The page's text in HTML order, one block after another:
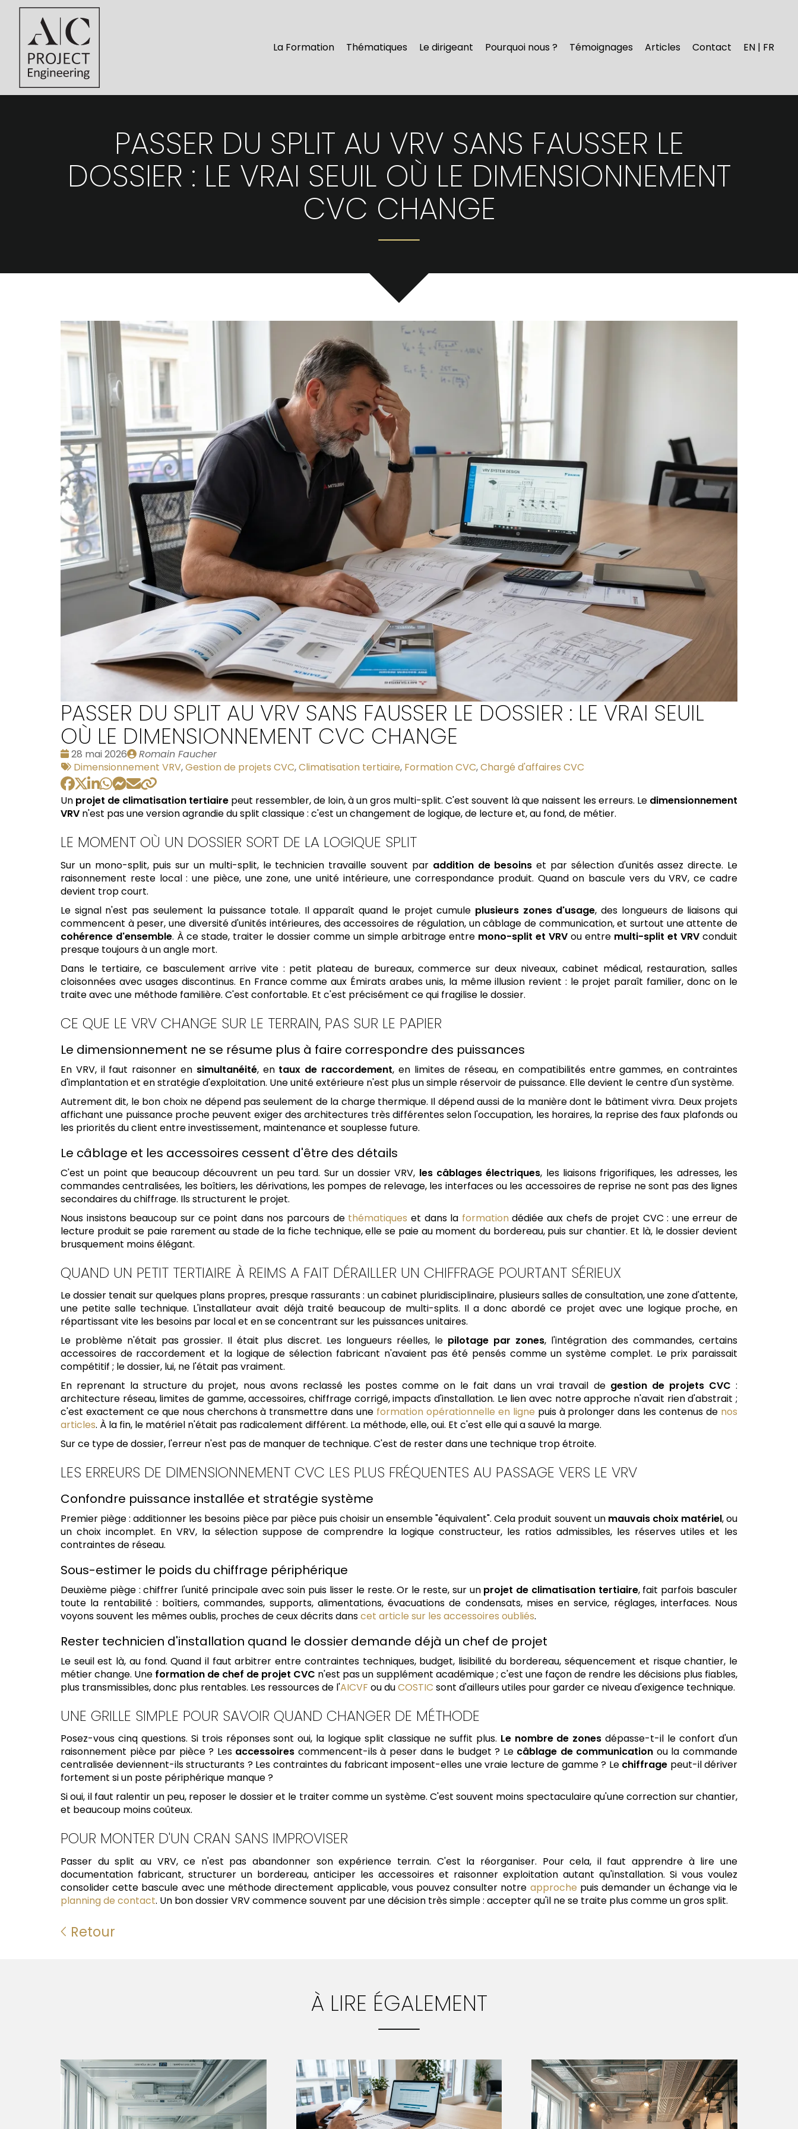
La Formation Thématiques Le dirigeant Pourquoi nous ? Témoignages Articles Contact EN | FR
PASSER DU SPLIT AU VRV SANS FAUSSER LE
DOSSIER : LE VRAI SEUIL OÙ LE DIMENSIONNEMENT
CVC CHANGE
PASSER DU SPLIT AU VRV SANS FAUSSER LE DOSSIER : LE VRAI SEUIL
OÙ LE DIMENSIONNEMENT CVC CHANGE
Date
:
28 mai 2026
Publié
par
Romain Faucher
Tags
:
Dimensionnement VRV,Gestion de projets CVC,Climatisation tertiaire, Formation CVC,Chargé d'affaires CVC
Un projet de climatisation tertiaire peut ressembler, de loin, à un gros multi-split. C'est souvent là que naissent les erreurs. Le dimensionnement
VRV n'est pas une version agrandie du split classique : c'est un changement de logique, de lecture et, au fond, de métier.
LE MOMENT OÙ UN DOSSIER SORT DE LA LOGIQUE SPLIT
Sur un mono-split, puis sur un multi-split, le technicien travaille souvent par addition de besoins et par sélection d'unités assez directe. Le
raisonnement reste local : une pièce, une zone, une unité intérieure, une correspondance produit. Quand on bascule vers du VRV, ce cadre
devient trop court.
Le signal n'est pas seulement la puissance totale. Il apparaît quand le projet cumule plusieurs zones d'usage, des longueurs de liaisons qui
commencent à peser, une diversité d'unités intérieures, des accessoires de régulation, un câblage de communication, et surtout une attente de
cohérence d'ensemble. À ce stade, traiter le dossier comme un simple arbitrage entre mono-split et VRV ou entre multi-split et VRV conduit
presque toujours à un angle mort.
Dans le tertiaire, ce basculement arrive vite : petit plateau de bureaux, commerce sur deux niveaux, cabinet médical, restauration, salles
cloisonnées avec usages discontinus. En France comme aux Émirats arabes unis, la même illusion revient : le projet paraît familier, donc on le
traite avec une méthode familière. C'est confortable. Et c'est précisément ce qui fragilise le dossier.
CE QUE LE VRV CHANGE SUR LE TERRAIN, PAS SUR LE PAPIER
Le dimensionnement ne se résume plus à faire correspondre des puissances
En VRV, il faut raisonner en simultanéité, en taux de raccordement, en limites de réseau, en compatibilités entre gammes, en contraintes
d'implantation et en stratégie d'exploitation. Une unité extérieure n'est plus un simple réservoir de puissance. Elle devient le centre d'un système.
Autrement dit, le bon choix ne dépend pas seulement de la charge thermique. Il dépend aussi de la manière dont le bâtiment vivra. Deux projets
affichant une puissance proche peuvent exiger des architectures très différentes selon l'occupation, les horaires, la reprise des faux plafonds ou
les priorités du client entre investissement, maintenance et souplesse future.
Le câblage et les accessoires cessent d'être des détails
C'est un point que beaucoup découvrent un peu tard. Sur un dossier VRV, les câblages électriques, les liaisons frigorifiques, les adresses, les
commandes centralisées, les boîtiers, les dérivations, les pompes de relevage, les interfaces ou les accessoires de reprise ne sont pas des lignes
secondaires du chiffrage. Ils structurent le projet.
Nous insistons beaucoup sur ce point dans nos parcours de thématiques et dans la formationdédiée aux chefs de projet CVC : une erreur de
lecture produit se paie rarement au stade de la fiche technique, elle se paie au moment du bordereau, puis sur chantier. Et là, le dossier devient
brusquement moins élégant.
QUAND UN PETIT TERTIAIRE À REIMS A FAIT DÉRAILLER UN CHIFFRAGE POURTANT SÉRIEUX
Le dossier tenait sur quelques plans propres, presque rassurants : un cabinet pluridisciplinaire, plusieurs salles de consultation, une zone d'attente,
une petite salle technique. L'installateur avait déjà traité beaucoup de multi-splits. Il a donc abordé ce projet avec une logique proche, en
répartissant vite les besoins par local et en se concentrant sur les puissances unitaires.
Le problème n'était pas grossier. Il était plus discret. Les longueurs réelles, le pilotage par zones, l'intégration des commandes, certains
accessoires de raccordement et la logique de sélection fabricant n'avaient pas été pensés comme un système complet. Le prix paraissait
compétitif ; le dossier, lui, ne l'était pas vraiment.
En reprenant la structure du projet, nous avons reclassé les postes comme on le fait dans un vrai travail de gestion de projets CVC :
architecture réseau, limites de gamme, accessoires, chiffrage corrigé, impacts d'installation. Le lien avec notre approche n'avait rien d'abstrait ;
c'est exactement ce que nous cherchons à transmettre dans une formation opérationnelle en ligne puis à prolonger dans les contenus de nos
articles. À la fin, le matériel n'était pas radicalement différent. La méthode, elle, oui. Et c'est elle qui a sauvé la marge.
Sur ce type de dossier, l'erreur n'est pas de manquer de technique. C'est de rester dans une technique trop étroite.
LES ERREURS DE DIMENSIONNEMENT CVC LES PLUS FRÉQUENTES AU PASSAGE VERS LE VRV
Confondre puissance installée et stratégie système
Premier piège : additionner les besoins pièce par pièce puis choisir un ensemble "équivalent". Cela produit souvent un mauvais choix matériel, ou
un choix incomplet. En VRV, la sélection suppose de comprendre la logique constructeur, les ratios admissibles, les réserves utiles et les
contraintes de réseau.
Sous-estimer le poids du chiffrage périphérique
Deuxième piège : chiffrer l'unité principale avec soin puis lisser le reste. Or le reste, sur un projet de climatisation tertiaire, fait parfois basculer
toute la rentabilité : boîtiers, commandes, supports, alimentations, évacuations de condensats, mises en service, réglages, interfaces. Nous
voyons souvent les mêmes oublis, proches de ceux décrits danscet article sur les accessoires oubliés.
Rester technicien d'installation quand le dossier demande déjà un chef de projet
Le seuil est là, au fond. Quand il faut arbitrer entre contraintes techniques, budget, lisibilité du bordereau, séquencement et risque chantier, le
métier change. Une formation de chef de projet CVC n'est pas un supplément académique ; c'est une façon de rendre les décisions plus fiables,
plus transmissibles, donc plus rentables. Les ressources de l'AICVF ou duCOSTIC sont d'ailleurs utiles pour garder ce niveau d'exigence technique.
UNE GRILLE SIMPLE POUR SAVOIR QUAND CHANGER DE MÉTHODE
Posez-vous cinq questions. Si trois réponses sont oui, la logique split classique ne suffit plus. Le nombre de zones dépasse-t-il le confort d'un
raisonnement pièce par pièce ? Les accessoires commencent-ils à peser dans le budget ? Le câblage de communication ou la commande
centralisée deviennent-ils structurants ? Les contraintes du fabricant imposent-elles une vraie lecture de gamme ? Le chiffrage peut-il dériver
fortement si un poste périphérique manque ?
Si oui, il faut ralentir un peu, reposer le dossier et le traiter comme un système. C'est souvent moins spectaculaire qu'une correction sur chantier,
et beaucoup moins coûteux.
POUR MONTER D'UN CRAN SANS IMPROVISER
Passer du split au VRV, ce n'est pas abandonner son expérience terrain. C'est la réorganiser. Pour cela, il faut apprendre à lire une
documentation fabricant, structurer un bordereau, anticiper les accessoires et raisonner exploitation autant qu'installation. Si vous voulez
consolider cette bascule avec une méthode directement applicable, vous pouvez consulter notre approche puis demander un échange via le
planning de contact. Un bon dossier VRV commence souvent par une décision très simple : accepter qu'il ne se traite plus comme un gros split.
Retour
À LIRE ÉGALEMENT